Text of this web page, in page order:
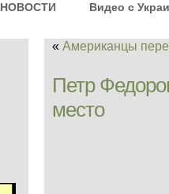
НОВОСТИ Видео с
« Американцы
Петр
место